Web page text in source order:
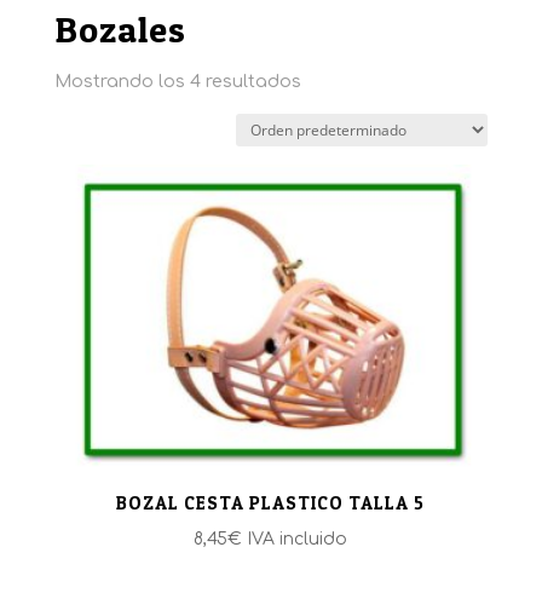
Bozales
Mostrando los 4 resultados
BOZAL CESTA PLASTICO TALLA 5
8,45€ IVA incluido